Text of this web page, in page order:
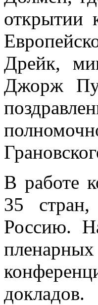
открытии
Дрейк,
Джорж
В работе
35 стран,
Россию.
докладов.